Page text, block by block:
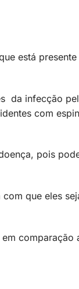
está presente
da infecção
com
pois
que eles
comparação